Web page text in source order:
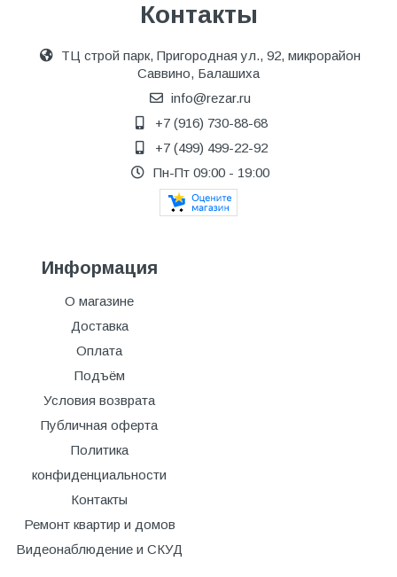
Контакты
ТЦ строй парк, Пригородная ул., 92, микрорайон
Саввино, Балашиха
info@rezar.ru
+7 (916) 730-88-68
+7 (499) 499-22-92
Пн-Пт 09:00 - 19:00
Информация
О магазине
Доставка
Оплата
Подъём
Условия возврата
Публичная оферта
Политика
конфиденциальности
Контакты
Ремонт квартир и домов
Видеонаблюдение и СКУД